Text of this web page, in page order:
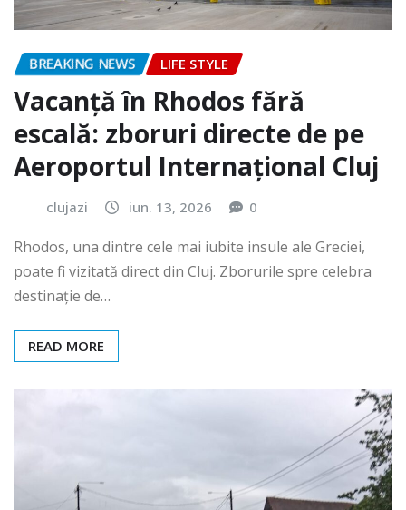
BREAKING NEWS LIFE STYLE
Vacanță în Rhodos fără
escală: zboruri directe de pe
Aeroportul Internațional Cluj
clujazi iun. 13, 2026 0
Rhodos, una dintre cele mai iubite insule ale Greciei,
poate fi vizitată direct din Cluj. Zborurile spre celebra
destinație de…
READ MORE